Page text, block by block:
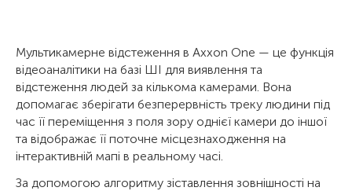
Мультикамерне відстеження в Axxon One — це функція
відеоаналітики на базі ШІ для виявлення та
відстеження людей за кількома камерами. Вона
допомагає зберігати безперервність треку людини під
час її переміщення з поля зору однієї камери до іншої
та відображає її поточне місцезнаходження на
інтерактивній мапі в реальному часі.
За допомогою алгоритму зіставлення зовнішності на